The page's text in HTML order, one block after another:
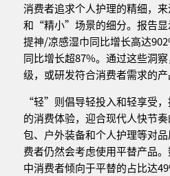
消费者追求个人护理的精细，
和“精小”场景的细分。报告显
提神/凉感湿巾同比增长高达
同比增长超87%。通过这些洞
级，或研发符合消费者需求的产
“轻”则倡导轻投入和轻享受
的消费体验，迎合现代人快节
包、户外装备和个人护理等对
费者仍然会考虑使用平替产品
中消费者倾向于平替的占比达